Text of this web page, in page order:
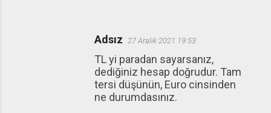
Adsız 27 Aralık 2021 19:53
TL yi paradan sayarsanız,
dediğiniz hesap doğrudur. Tam
tersi düşünün, Euro cinsinden
ne durumdasınız.